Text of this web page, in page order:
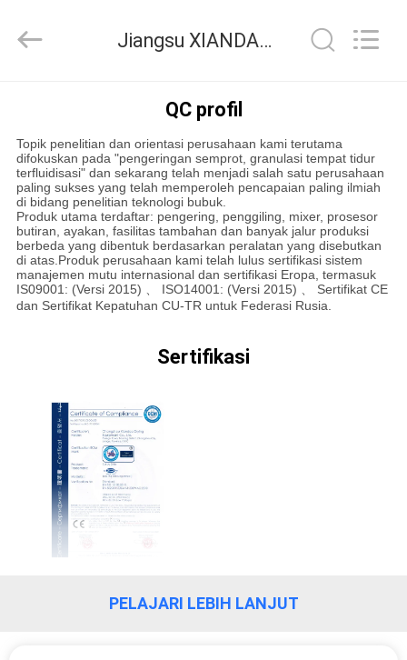
PRODUK
TENTANG
KAMI
TUR
KUALITAS
HUBUNGI
KAMI
Technology
Jiangsu XIANDAO Drying Technology Co., Ltd. Kontrol kualitas
QC profil
Topik penelitian dan orientasi perusahaan kami terutama
difokuskan pada "pengeringan semprot, granulasi tempat tidur
terfluidisasi" dan sekarang telah menjadi salah satu perusahaan
paling sukses yang telah memperoleh pencapaian paling ilmiah
di bidang penelitian teknologi bubuk.
Produk utama terdaftar: pengering, penggiling, mixer, prosesor
butiran, ayakan, fasilitas tambahan dan banyak jalur produksi
berbeda yang dibentuk berdasarkan peralatan yang disebutkan
di atas.Produk perusahaan kami telah lulus sertifikasi sistem
manajemen mutu internasional dan sertifikasi Eropa, termasuk
IS09001: (Versi 2015) 、 ISO14001: (Versi 2015) 、 Sertifikat CE
dan Sertifikat Kepatuhan CU-TR untuk Federasi Rusia.
Sertifikasi
PELAJARI LEBIH LANJUT